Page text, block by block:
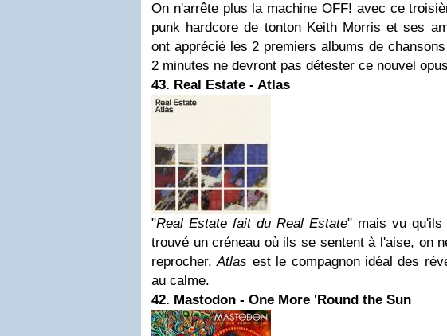
On n'arrête plus la machine OFF! avec ce
punk hardcore de tonton Keith Morris et ses
ont apprécié les 2 premiers albums de
2 minutes ne devront pas détester ce nouvel
43. Real Estate - Atlas
"Real Estate fait du Real Estate" mais vu qu'ils
trouvé un créneau où ils se sentent à l'aise, on
reprocher.Atlas est le compagnon idéal des
au calme.
42. Mastodon - One More 'Round the Sun